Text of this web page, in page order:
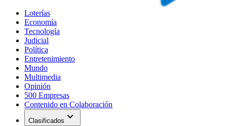
Loterías
Economía
Tecnología
Judicial
Política
Entretenimiento
Mundo
Multimedia
Opinión
500 Empresas
Contenido en Colaboración
Clasificados expand_more